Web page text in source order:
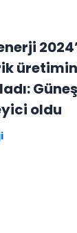
oldu